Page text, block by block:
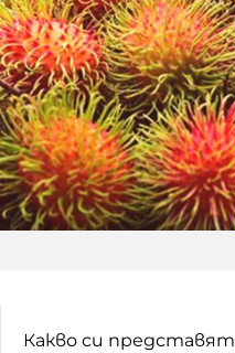
Фантазирай
Приказки
История на
Музикална
От соул до
Междучасие
Кои сме ние?
За вас,
БНР
БНР Новини
Архивен фонд на
Какво си